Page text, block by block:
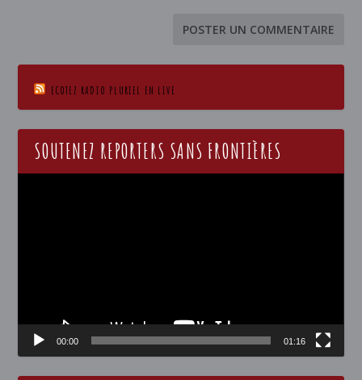
ECOTEZ RADIO PLURIEL EN LIVE
SOUTENEZ REPORTERS SANS FRONTIÈRES
00:00 01:16